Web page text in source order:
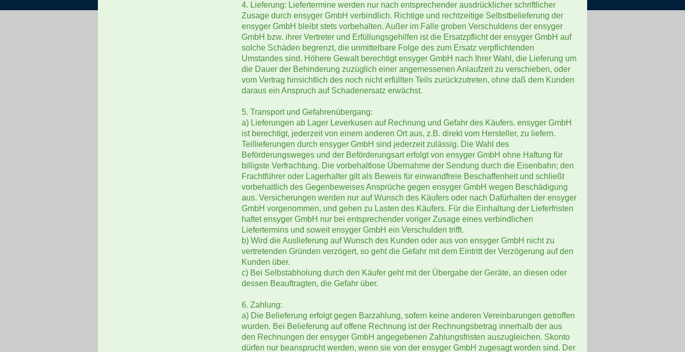
4. Lieferung: Liefertermine werden nur nach entsprechender ausdrücklicher schriftlicher
Zusage durch ensyger GmbH verbindlich. Richtige und rechtzeitige Selbstbelieferung der
ensyger GmbH bleibt stets vorbehalten. Außer im Falle groben Verschuldens der ensyger
GmbH bzw. ihrer Vertreter und Erfüllungsgehilfen ist die Ersatzpflicht der ensyger GmbH auf
solche Schäden begrenzt, die unmittelbare Folge des zum Ersatz verpflichtenden
Umstandes sind. Höhere Gewalt berechtigt ensyger GmbH nach Ihrer Wahl, die Lieferung um
die Dauer der Behinderung zuzüglich einer angemessenen Anlaufzeit zu verschieben, oder
vom Vertrag hinsichtlich des noch nicht erfüllten Teils zurückzutreten, ohne daß dem Kunden
daraus ein Anspruch auf Schadenersatz erwächst.
5. Transport und Gefahrenübergang:
a) Lieferungen ab Lager Leverkusen auf Rechnung und Gefahr des Käufers. ensyger GmbH
ist berechtigt, jederzeit von einem anderen Ort aus, z.B. direkt vom Hersteller, zu liefern.
Teillieferungen durch ensyger GmbH sind jederzeit zulässig. Die Wahl des
Beförderungsweges und der Beförderungsart erfolgt von ensyger GmbH ohne Haftung für
billigste Verfrachtung. Die vorbehaltlose Übernahme der Sendung durch die Eisenbahn; den
Frachtführer oder Lagerhalter gilt als Beweis für einwandfreie Beschaffenheit und schließt
vorbehaltlich des Gegenbeweises Ansprüche gegen ensyger GmbH wegen Beschädigung
aus. Versicherungen werden nur auf Wunsch des Käufers oder nach Dafürhalten der ensyger
GmbH vorgenommen, und gehen zu Lasten des Käufers. Für die Einhaltung der Lieferfristen
haftet ensyger GmbH nur bei entsprechender voriger Zusage eines verbindlichen
Liefertermins und soweit ensyger GmbH ein Verschulden trifft.
b) Wird die Auslieferung auf Wunsch des Kunden oder aus von ensyger GmbH nicht zu
vertretenden Gründen verzögert, so geht die Gefahr mit dem Eintritt der Verzögerung auf den
Kunden über.
c) Bei Selbstabholung durch den Käufer geht mit der Übergabe der Geräte, an diesen oder
dessen Beauftragten, die Gefahr über.
6. Zahlung:
a) Die Belieferung erfolgt gegen Barzahlung, sofern keine anderen Vereinbarungen getroffen
wurden. Bei Belieferung auf offene Rechnung ist der Rechnungsbetrag innerhalb der aus
den Rechnungen der ensyger GmbH angegebenen Zahlungsfristen auszugleichen. Skonto
dürfen nur beansprucht werden, wenn sie von der ensyger GmbH zugesagt worden sind. Der